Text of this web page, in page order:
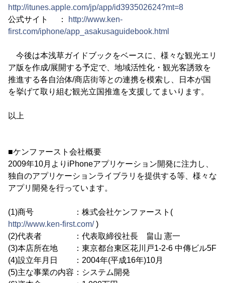
http://itunes.apple.com/jp/app/id393502624?mt=8
公式サイト ：
http://www.ken-
first.com/iphone/app_asakusaguidebook.html
今後は本浅草ガイドブックをベースに、様々な観光エリ
ア版を作成/展開する予定で、地域活性化・観光客誘致を
推進する各自治体/商店街等との連携を模索し、日本が国
を挙げて取り組む観光立国推進を支援してまいります。
以上
■ケンファースト会社概要
2009年10月よりiPhoneアプリケーション開発に注力し、
独自のアプリケーションライブラリを提供する等、様々な
アプリ開発を行っています。
(1)商号 ：株式会社ケンファースト(
http://www.ken-first.com/)
(2)代表者 ：代表取締役社長 畠山 憲一
(3)本店所在地 ：東京都台東区花川戸1-2-6 中傳ビル5F
(4)設立年月日 ：2004年(平成16年)10月
(5)主な事業の内容：システム開発